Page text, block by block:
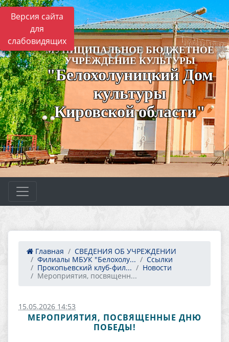
Версия сайта
для
слабовидящих
МУНИЦИПАЛЬНОЕ БЮДЖЕТНОЕ
УЧРЕЖДЕНИЕ КУЛЬТУРЫ
"Белохолуницкий Дом
культуры
Кировской области"
Главная
СВЕДЕНИЯ ОБ УЧРЕЖДЕНИИ
Филиалы МБУК "Белохолу...
Ссылки
Прокопьевский клуб-фил...
Новости
Мероприятия, посвященн...
15.05.2026 14:53
МЕРОПРИЯТИЯ, ПОСВЯЩЕННЫЕ ДНЮ
ПОБЕДЫ!